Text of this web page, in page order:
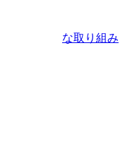
な取り組み